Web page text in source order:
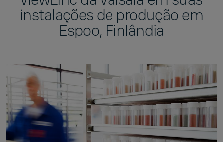
instalações de produção em
Espoo, Finlândia